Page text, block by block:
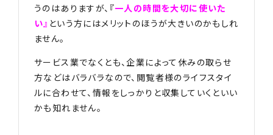
うのはありますが、『一人の時間を大切に使いた
い』 という方にはメリットのほうが大きいのかもしれ
ません。
サービス業でなくとも、企業によって休みの取らせ
方などはバラバラなので、閲覧者様のライフスタイ
ルに合わせて、情報をしっかりと収集していくといい
かも知れません。